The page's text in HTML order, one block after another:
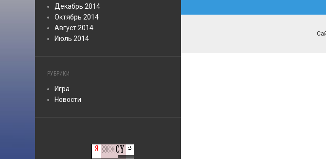
Декабрь 2014
Октябрь 2014
Август 2014
Июль 2014
РУБРИКИ
Игра
Новости